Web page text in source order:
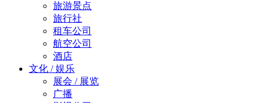
旅游景点
旅行社
租车公司
航空公司
酒店
文化 / 娱乐
展会 / 展览
广播